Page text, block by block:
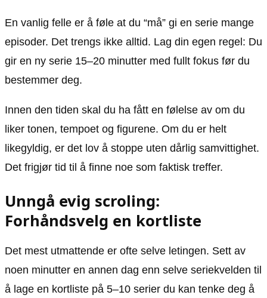
En vanlig felle er å føle at du “må” gi en serie mange
episoder. Det trengs ikke alltid. Lag din egen regel: Du
gir en ny serie 15–20 minutter med fullt fokus før du
bestemmer deg.
Innen den tiden skal du ha fått en følelse av om du
liker tonen, tempoet og figurene. Om du er helt
likegyldig, er det lov å stoppe uten dårlig samvittighet.
Det frigjør tid til å finne noe som faktisk treffer.
Unngå evig scroling:
Forhåndsvelg en kortliste
Det mest utmattende er ofte selve letingen. Sett av
noen minutter en annen dag enn selve seriekvelden til
å lage en kortliste på 5–10 serier du kan tenke deg å